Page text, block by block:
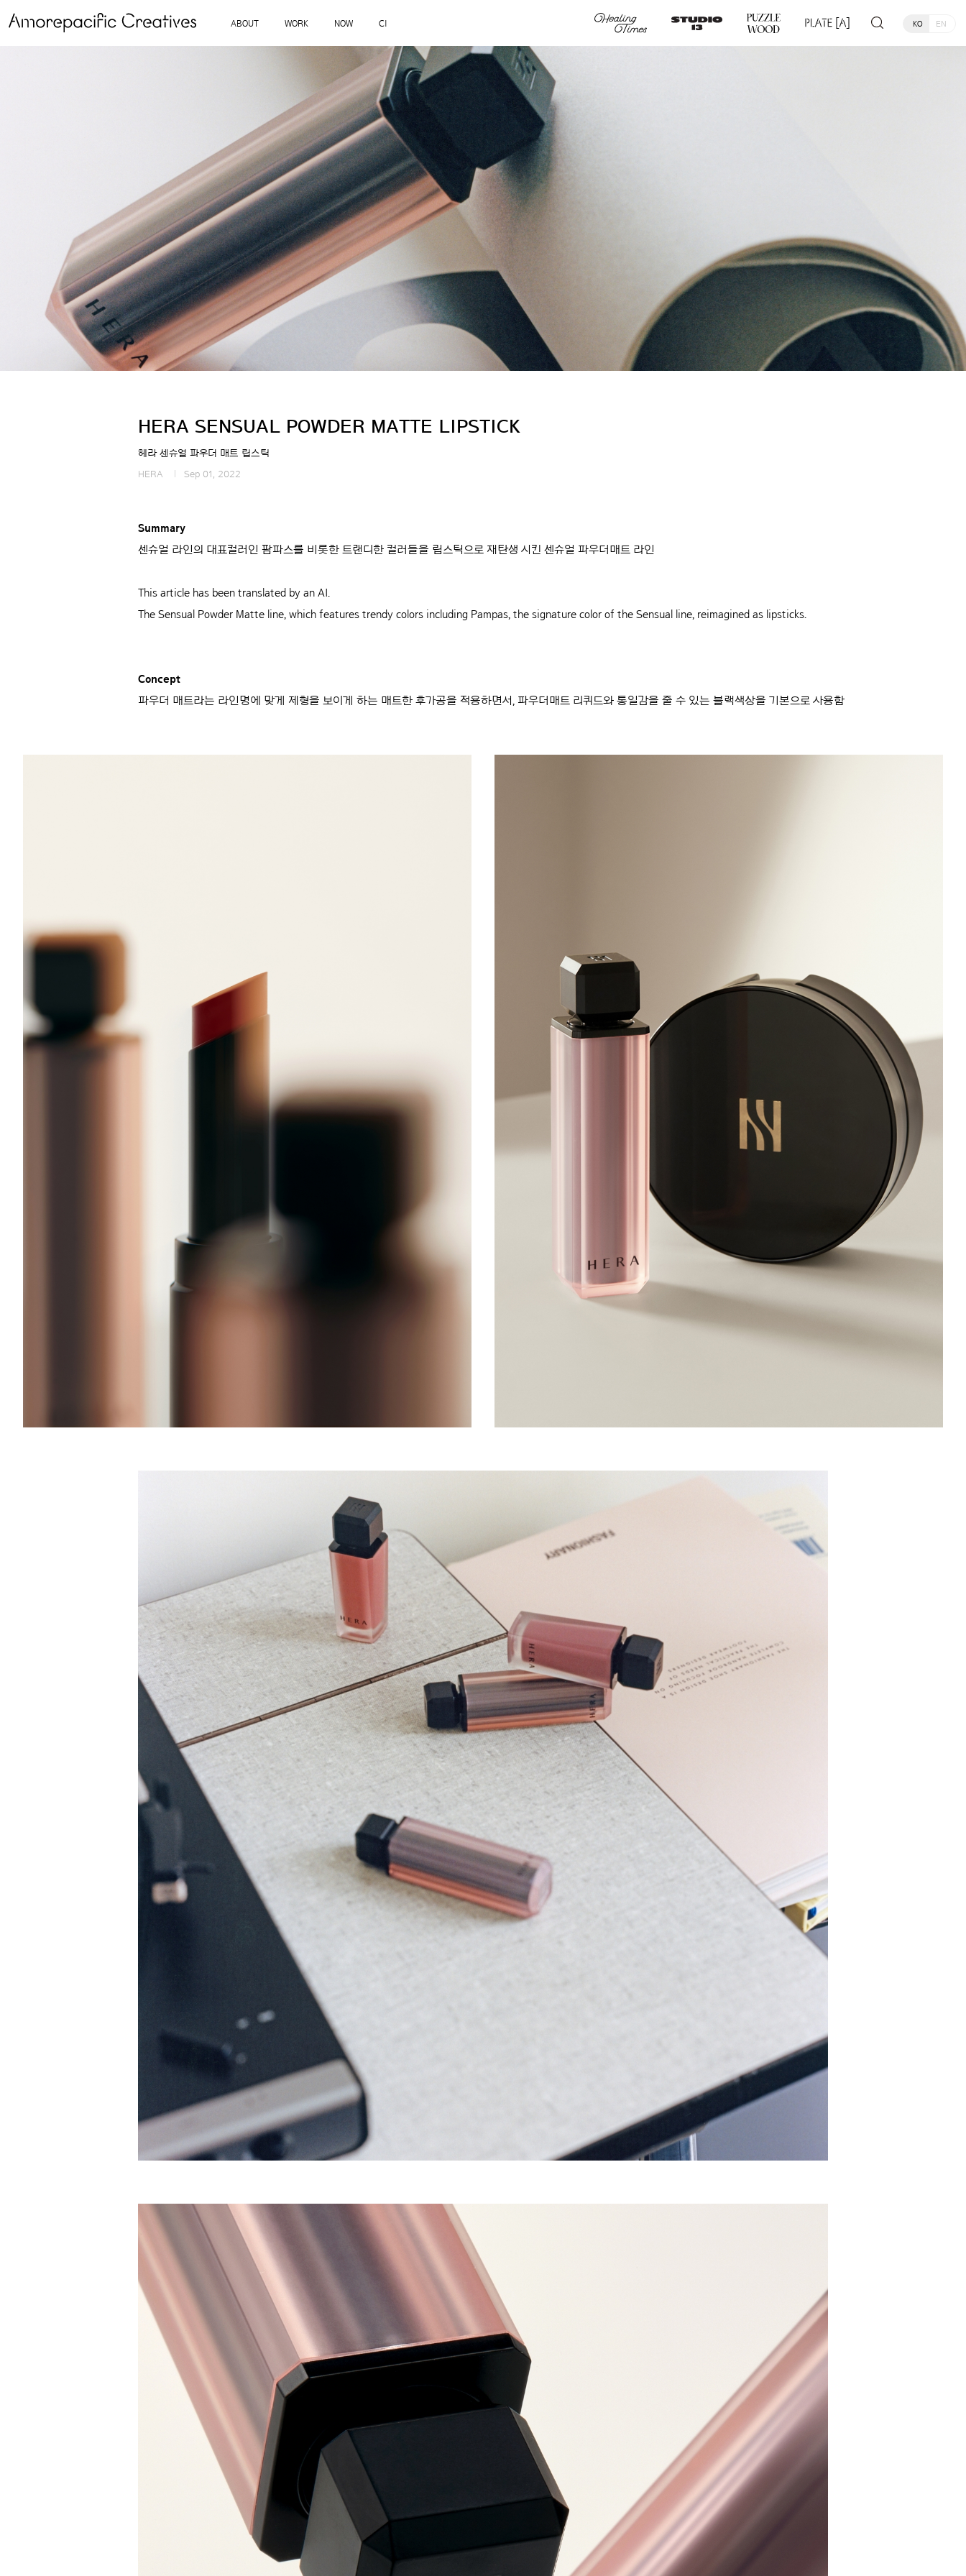
ABOUT WORK NOW CI KO EN
HERA SENSUAL POWDER MATTE LIPSTICK
헤라 센슈얼 파우더 매트 립스틱
HERA Sep 01, 2022
Summary
센슈얼 라인의 대표컬러인 팜파스를 비롯한 트랜디한 컬러들을 립스틱으로 재탄생 시킨 센슈얼 파우더매트 라인
This article has been translated by an AI.
The Sensual Powder Matte line, which features trendy colors including Pampas, the signature color of the Sensual line, reimagined as lipsticks.
Concept
파우더 매트라는 라인명에 맞게 제형을 보이게 하는 매트한 후가공을 적용하면서, 파우더매트 리퀴드와 통일감을 줄 수 있는 블랙색상을 기본으로 사용함